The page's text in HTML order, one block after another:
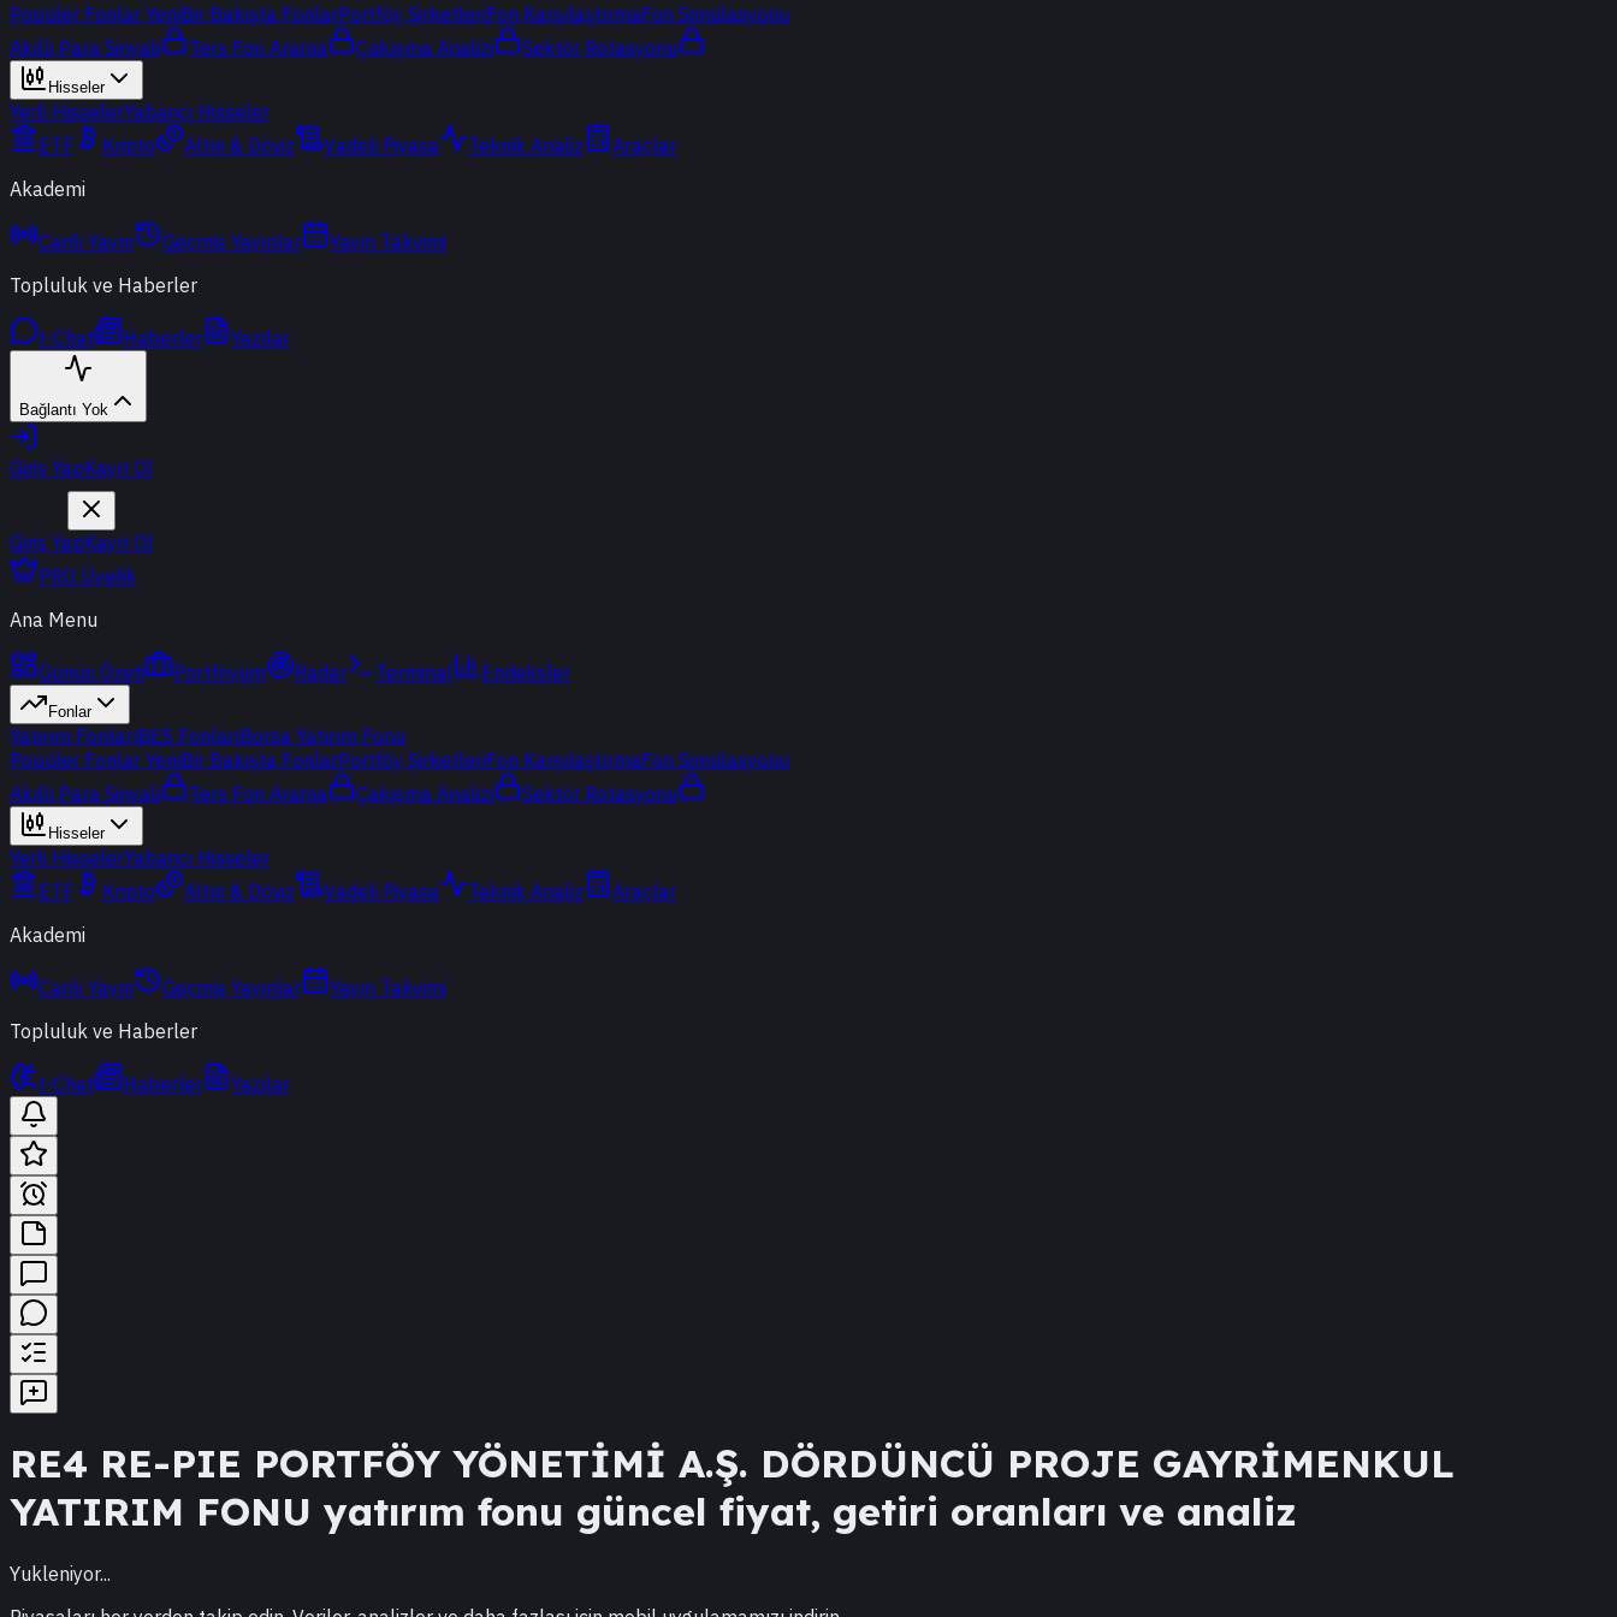
Popüler Fonlar YeniBir Bakışta FonlarPortföy ŞirketleriFon KarşılaştırmaFon Simülasyonu
Akıllı Para Sinyali
Ters Fon Arama Çakışma Analizi Sektör Rotasyonu
Hisseler
Yerli HisselerYabancı Hisseler
ETF
Kripto Altın & Döviz Vadeli Piyasa Teknik Analiz
Araçlar
Akademi
Canlı Yayın Geçmiş Yayınlar
Yayın Takvimi
Topluluk ve Haberler
t-Chat Haberler Yazılar
Bağlantı Yok
Giriş YapKayıt Ol
Giriş YapKayıt Ol
PRO Üyelik
Ana Menu
Günün Özeti Portföyüm Radar Terminal Endeksler
Fonlar
Yatırım FonlarıBES FonlarıBorsa Yatırım Fonu
Popüler Fonlar YeniBir Bakışta FonlarPortföy ŞirketleriFon KarşılaştırmaFon Simülasyonu
Akıllı Para Sinyali
Ters Fon Arama Çakışma Analizi Sektör Rotasyonu
Hisseler
Yerli HisselerYabancı Hisseler
ETF
Kripto Altın & Döviz Vadeli Piyasa Teknik Analiz
Araçlar
Akademi
Canlı Yayın Geçmiş Yayınlar
Yayın Takvimi
Topluluk ve Haberler
t-Chat Haberler Yazılar
RE4 RE-PIE PORTFÖY YÖNETİMİ A.Ş. DÖRDÜNCÜ PROJE GAYRİMENKUL
YATIRIM FONU yatırım fonu güncel fiyat, getiri oranları ve analiz
Yukleniyor...